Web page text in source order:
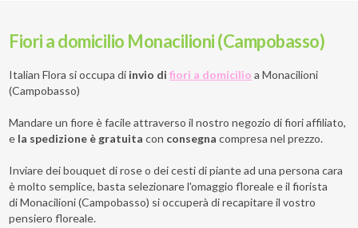
Fiori a domicilio Monacilioni (Campobasso)
Italian Flora si occupa di invio difiori a domicilio a Monacilioni
(Campobasso)
Mandare un fiore è facile attraverso il nostro negozio di fiori affiliato,
e la spedizione è gratuita con consegna compresa nel prezzo.
Inviare dei bouquet di rose o dei cesti di piante ad una persona cara
è molto semplice, basta selezionare l'omaggio floreale e il fiorista
di Monacilioni (Campobasso) si occuperà di recapitare il vostro
pensiero floreale.